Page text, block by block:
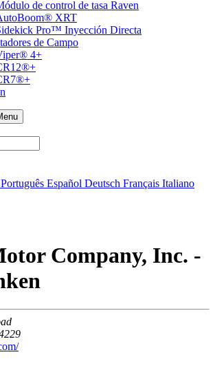
de control de tasa Raven
XRT
Pro™ Inyección Directa
de Campo
4+
Português Español Deutsch Français Italiano
Company, Inc. -